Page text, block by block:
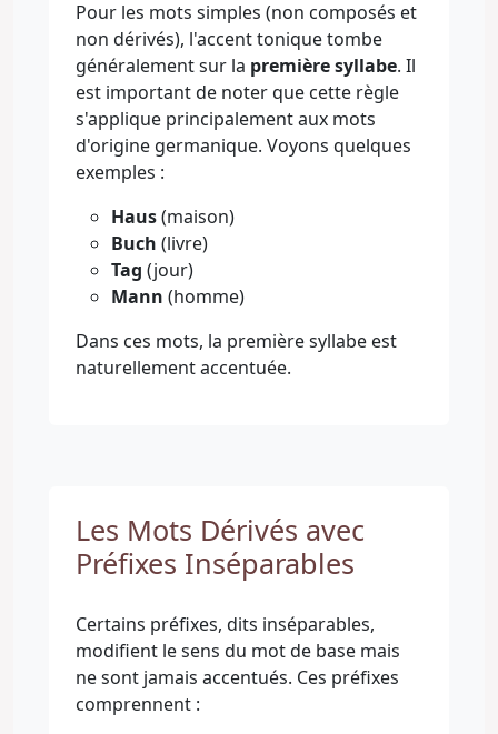
Pour les mots simples (non composés et
non dérivés), l'accent tonique tombe
généralement sur la première syllabe. Il
est important de noter que cette règle
s'applique principalement aux mots
d'origine germanique. Voyons quelques
exemples :
Haus(maison)
Buch (livre)
Tag (jour)
Mann (homme)
Dans ces mots, la première syllabe est
naturellement accentuée.
Les Mots Dérivés avec
Préfixes Inséparables
Certains préfixes, dits inséparables,
modifient le sens du mot de base mais
ne sont jamais accentués. Ces préfixes
comprennent :